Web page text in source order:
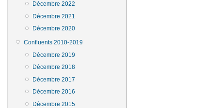
Décembre 2022
Décembre 2021
Décembre 2020
Confluents 2010-2019
Décembre 2019
Décembre 2018
Décembre 2017
Décembre 2016
Décembre 2015